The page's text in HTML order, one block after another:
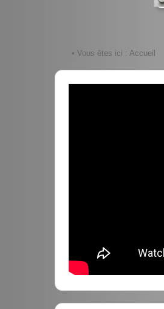
• Vous êtes ici : Accueil